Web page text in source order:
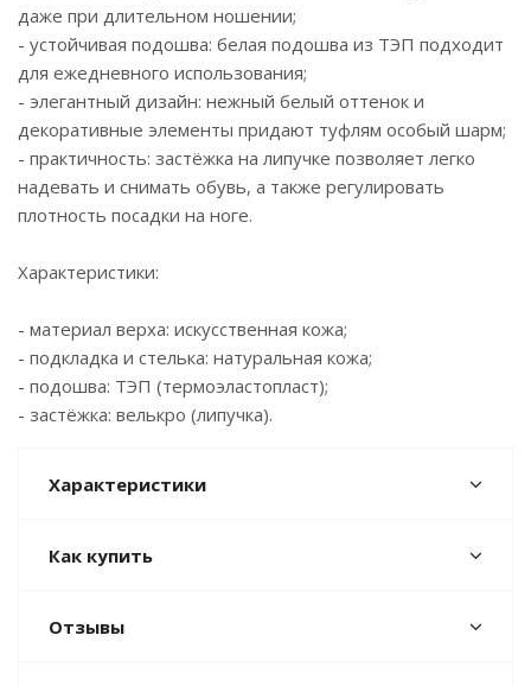
даже при длительном ношении;
- устойчивая подошва: белая подошва из ТЭП подходит
для ежедневного использования;
- элегантный дизайн: нежный белый оттенок и
декоративные элементы придают туфлям особый шарм;
- практичность: застёжка на липучке позволяет легко
надевать и снимать обувь, а также регулировать
плотность посадки на ноге.
Характеристики:
- материал верха: искусственная кожа;
- подкладка и стелька: натуральная кожа;
- подошва: ТЭП (термоэластопласт);
- застёжка: велькро (липучка).
Характеристики
Как купить
Отзывы